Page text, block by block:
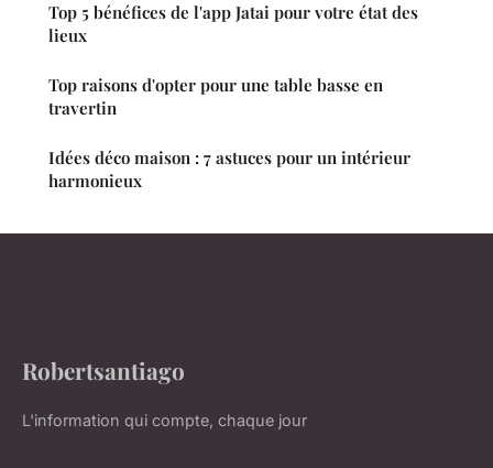
Top 5 bénéfices de l'app Jatai pour votre état des
lieux
Top raisons d'opter pour une table basse en
travertin
Idées déco maison : 7 astuces pour un intérieur
harmonieux
Robertsantiago
L'information qui compte, chaque jour